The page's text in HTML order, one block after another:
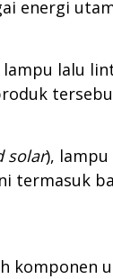
energi
lalu
solar),
termasuk
komponen